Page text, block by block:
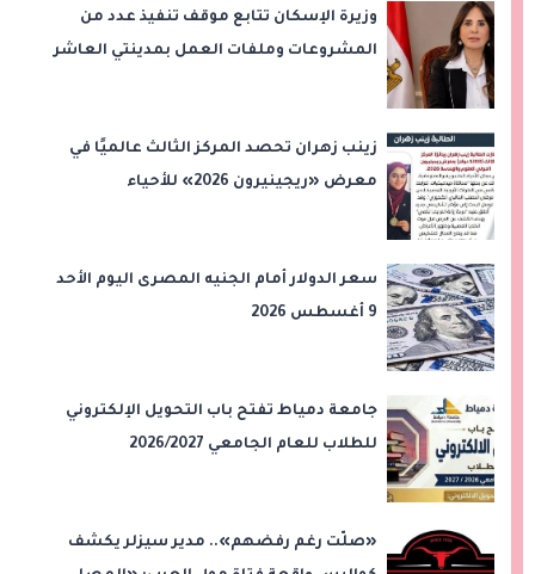
وزيرة الإسكان تتابع موقف تنفيذ عدد من
المشروعات وملفات العمل بمدينتي العاشر
زينب زهران تحصد المركز الثالث عالميًا في
معرض «ريجينيرون 2026» للأحياء
سعر الدولار أمام الجنيه المصرى اليوم الأحد
9 أغسطس 2026
جامعة دمياط تفتح باب التحويل الإلكتروني
للطلاب للعام الجامعي 2026/2027
«صلّت رغم رفضهم».. مدير سيزلر يكشف